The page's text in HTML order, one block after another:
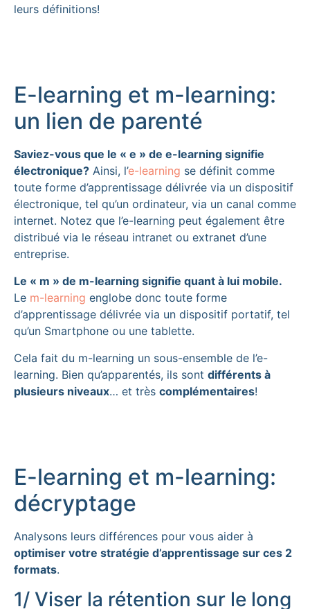
leurs définitions!
E-learning et m-learning:
un lien de parenté
Saviez-vous que le « e » de e-learning signifie
électronique? Ainsi, l’e-learning se définit comme
toute forme d’apprentissage délivrée via un dispositif
électronique, tel qu’un ordinateur, via un canal comme
internet. Notez que l’e-learning peut également être
distribué via le réseau intranet ou extranet d’une
entreprise.
Le « m » de m-learning signifie quant à lui mobile.
Le m-learning englobe donc toute forme
d’apprentissage délivrée via un dispositif portatif, tel
qu’un Smartphone ou une tablette.
Cela fait du m-learning un sous-ensemble de l’e-
learning. Bien qu’apparentés, ils sont différents à
plusieurs niveaux… et très complémentaires!
E-learning et m-learning:
décryptage
Analysons leurs différences pour vous aider à
optimiser votre stratégie d’apprentissage sur ces 2
formats.
1/ Viser la rétention sur le long